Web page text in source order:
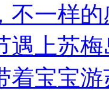
不一样的
遇上苏梅
着宝宝游